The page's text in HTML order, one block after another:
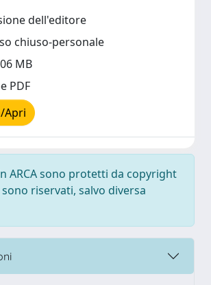
dell'editore
chiuso-personale
MB
PDF
Apri
ARCA sono protetti da copyright
riservati, salvo diversa